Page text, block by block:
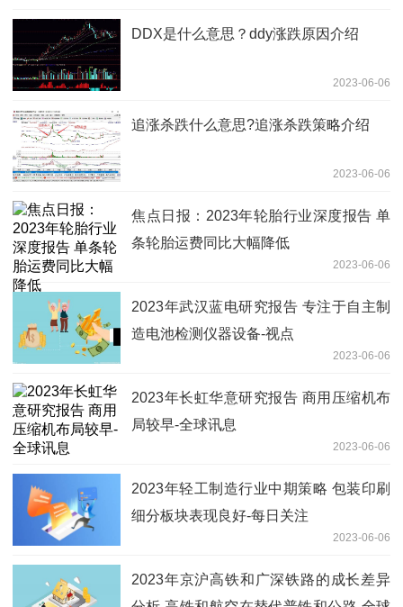
DDX是什么意思？ddy涨跌原因介绍
2023-06-06
追涨杀跌什么意思?追涨杀跌策略介绍
2023-06-06
焦点日报：2023年轮胎行业深度报告 单
条轮胎运费同比大幅降低
2023-06-06
2023年武汉蓝电研究报告 专注于自主制
造电池检测仪器设备-视点
2023-06-06
2023年长虹华意研究报告 商用压缩机布
局较早-全球讯息
2023-06-06
2023年轻工制造行业中期策略 包装印刷
细分板块表现良好-每日关注
2023-06-06
2023年京沪高铁和广深铁路的成长差异